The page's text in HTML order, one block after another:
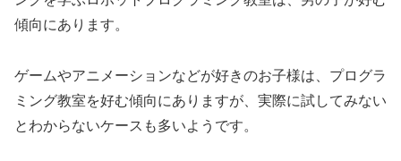
傾向にあります。
ゲームやアニメーションなどが好きのお子様は、プログラ
ミング教室を好む傾向にありますが、実際に試してみない
とわからないケースも多いようです。